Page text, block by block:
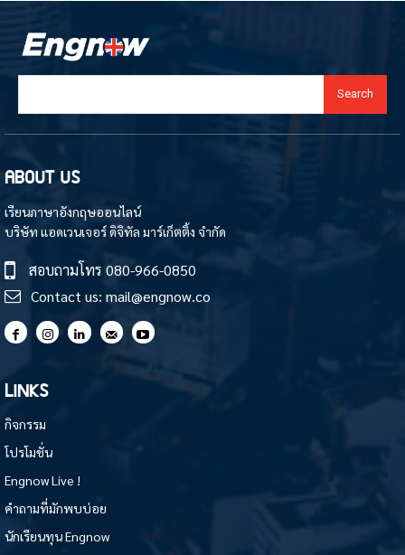
Search
ABOUT US
เรียนภาษาอังกฤษออนไลน์
บริษัท แอดเวนเจอร์ ดิจิทัล มาร์เก็ตติ้ง จำกัด
สอบถามโทร 080-966-0850
Contact us: mail@engnow.co
LINKS
กิจกรรม
โปรโมชั่น
Engnow Live !
คำถามที่มักพบบ่อย
นักเรียนทุน Engnow